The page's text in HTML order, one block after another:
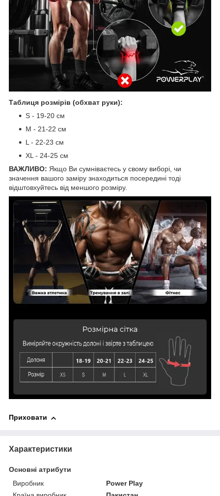
Таблиця розмірів (обхват руки):
S - 19-20 см
М - 21-22 см
L - 22-23 см
XL - 24-25 см
ВАЖЛИВО: Якщо Ви сумніваєтесь у свому виборі, чи
значення вашого заміру знаходиться посередині тоді
відштовхуйтесь від меншого розміру.
Приховати
Характеристики
Основні атрибути
Виробник
Power Play